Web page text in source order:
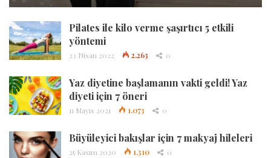
Pilates ile kilo verme şaşırtıcı 5 etkili
yöntemi
23 Nisan 2022 2.263 0
Yaz diyetine başlamanın vakti geldi! Yaz
diyeti için 7 öneri
11 Mayıs 2021 1.073 0
Büyüleyici bakışlar için 7 makyaj hileleri
25 Kasım 2020 1.310 0